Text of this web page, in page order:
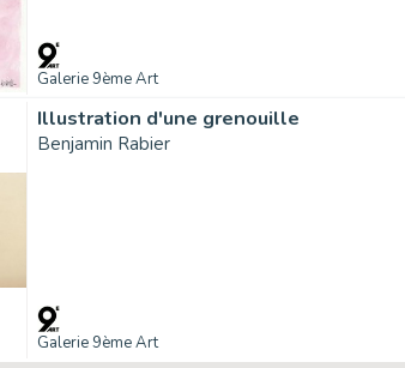
Galerie 9ème Art
Illustration d'une grenouille
Benjamin Rabier
Galerie 9ème Art